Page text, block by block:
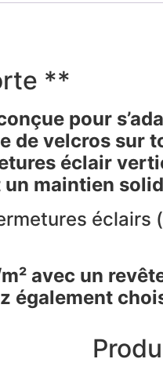
**
pour
de velcros sur
éclair
maintien
avec un
également